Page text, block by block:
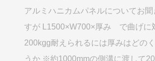
アルミハニカムパネルについてお
すが L1500×W700×厚み で曲げに
200kgg耐えられるには厚みはどの
うか ※約1000mmの側溝に渡して